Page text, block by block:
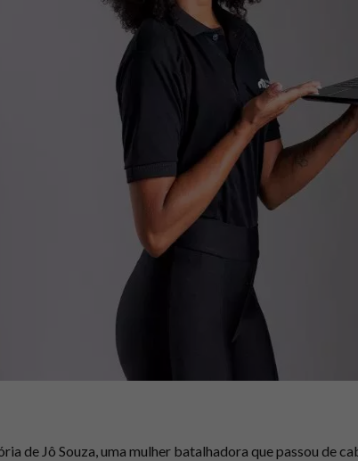
de Jô Souza, uma mulher batalhadora que passou de